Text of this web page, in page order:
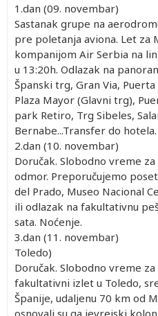
1.dan (09. novembar)
Sastanak grupe na
pre poletanja aviona. Let za
kompanijom Air Serbia na
u 13:20h. Odlazak na
Španski trg, Gran Via, Puerta
Plaza Mayor (Glavni trg),
park Retiro, Trg Sibeles,
Bernabe...Transfer do
2.dan (10.
Doručak. Slobodno vreme
odmor. Preporučujemo
del Prado, Museo Nacional
ili odlazak na fakultativnu
sata. Noćenje.
3.dan (11. novembar)
Toledo)
Doručak. Slobodno vreme
fakultativni izlet u Toledo,
Španije, udaljenu 70 km od
osnovali su ga jevrejski